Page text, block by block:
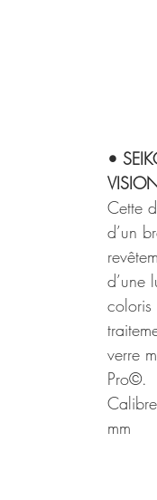
•
Cette
d’un
d’une
coloris
verre
Pro©.
mm